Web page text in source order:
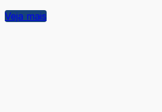
Veja mais